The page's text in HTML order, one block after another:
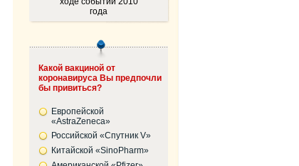
года
Какой вакциной от
коронавируса Вы предпочли
бы привиться?
Европейской
«AstraZeneca»
Российской «Спутник V»
Китайской «SinoPharm»